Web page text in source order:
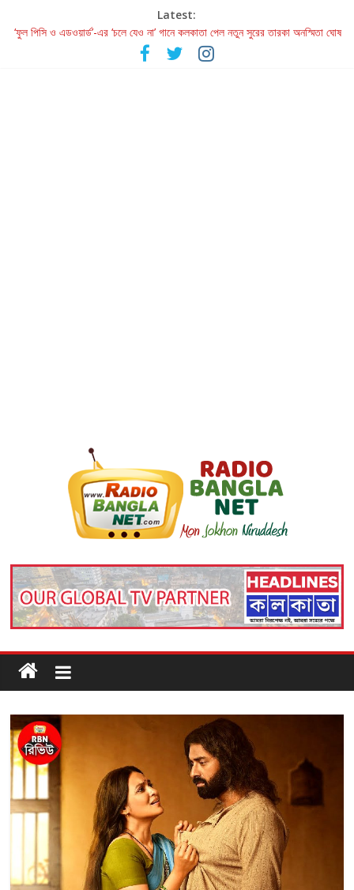
Latest:
‘ফুল পিসি ও এডওয়ার্ড’-এর ‘চলে যেও না’ গানে কলকাতা পেল নতুন সুরের তারকা অনস্মিতা ঘোষ
রবীন্দ্রনাথ ও গুলজারের সৃষ্টির মেলবন্ধনে মুগ্ধ করল ‘দুই তারার দোতারা’
কলের গান থেকে রীলস্ — বাঙালির গান শোনার বিবর্তনের গল্প